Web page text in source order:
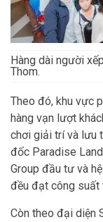
Hàng dài người
Thom.
Theo đó, khu vực
hàng vạn lượt
chơi giải trí và lưu
đốc Paradise
Group đầu tư và
đều đạt công suất
Còn theo đại diện